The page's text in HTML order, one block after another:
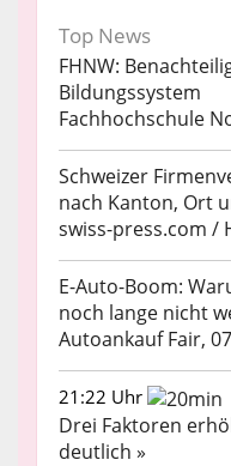
Top News
FHNW:
Bildungssystem
Fachhochschule
Schweizer
nach Kanton, Ort
swiss-press.com /
E-Auto-Boom:
noch lange nicht
Autoankauf Fair,
21:22 Uhr
Drei Faktoren
deutlich »